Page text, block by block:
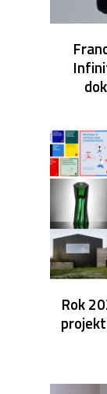
Rok